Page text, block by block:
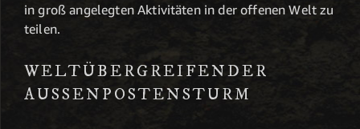
in groß angelegten Aktivitäten in der offenen Welt zu
teilen.
WELTÜBERGREIFENDER
AUSSENPOSTENSTURM